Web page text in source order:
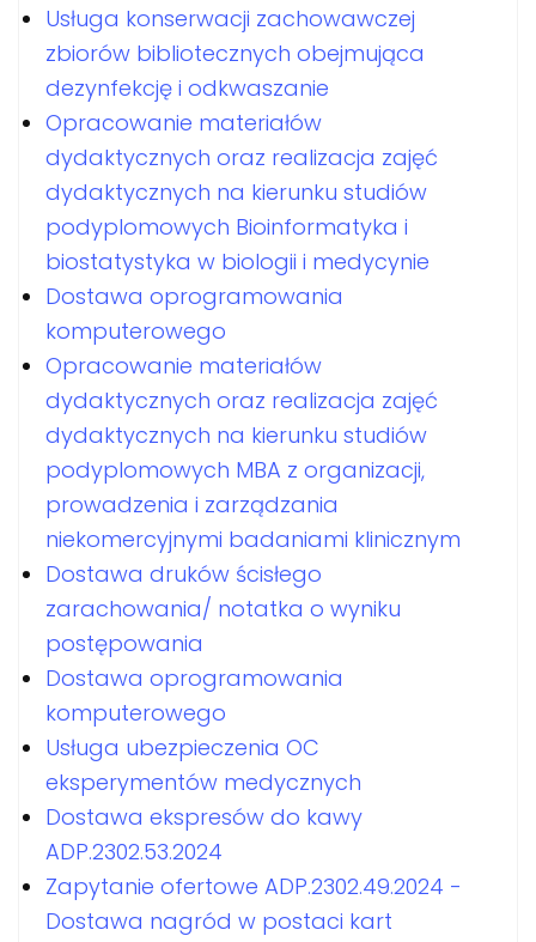
Usługa konserwacji zachowawczej
zbiorów bibliotecznych obejmująca
dezynfekcję i odkwaszanie
Opracowanie materiałów
dydaktycznych oraz realizacja zajęć
dydaktycznych na kierunku studiów
podyplomowych Bioinformatyka i
biostatystyka w biologii i medycynie
Dostawa oprogramowania
komputerowego
Opracowanie materiałów
dydaktycznych oraz realizacja zajęć
dydaktycznych na kierunku studiów
podyplomowych MBA z organizacji,
prowadzenia i zarządzania
niekomercyjnymi badaniami klinicznym
Dostawa druków ścisłego
zarachowania/ notatka o wyniku
postępowania
Dostawa oprogramowania
komputerowego
Usługa ubezpieczenia OC
eksperymentów medycznych
Dostawa ekspresów do kawy
ADP.2302.53.2024
Zapytanie ofertowe ADP.2302.49.2024 -
Dostawa nagród w postaci kart